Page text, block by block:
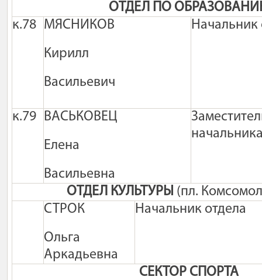
ОТДЕЛ ПО
к.78 МЯСНИКОВ
Кирилл
Васильевич
Начальник
к.79 ВАСЬКОВЕЦ
Елена
Васильевна
ОТДЕЛ КУЛЬТУРЫ (пл.
СТРОК
Ольга
Аркадьевна
Начальник отдела
CЕКТОР СПОРТА